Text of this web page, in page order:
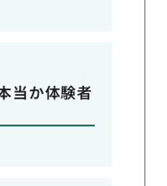
当か体験者